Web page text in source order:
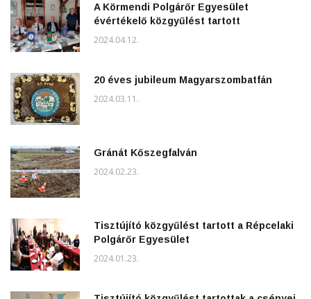
A Körmendi Polgárőr Egyesület
évértékelő közgyűlést tartott
2024.04.12.
20 éves jubileum Magyarszombatfán
2024.03.11.
Gránát Kőszegfalván
2024.02.23.
Tisztújító közgyűlést tartott a Répcelaki
Polgárőr Egyesület
2024.01.23.